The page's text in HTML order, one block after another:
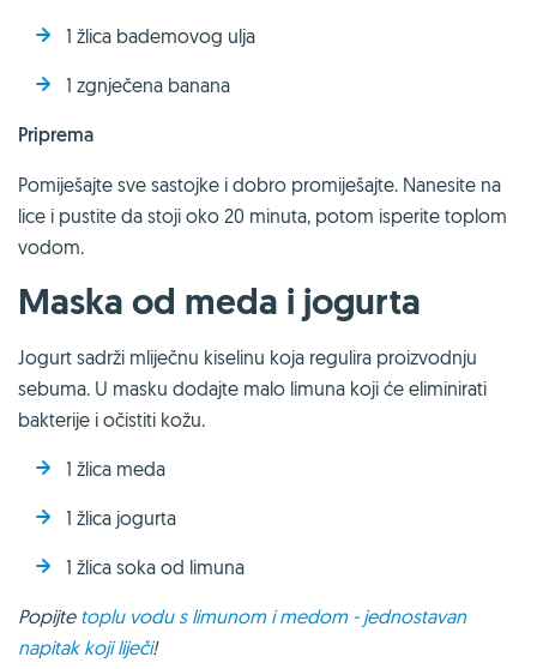
1 žlica bademovog ulja
1 zgnječena banana
Priprema
Pomiješajte sve sastojke i dobro promiješajte. Nanesite na
lice i pustite da stoji oko 20 minuta, potom isperite toplom
vodom.
Maska od meda i jogurta
Jogurt sadrži mliječnu kiselinu koja regulira proizvodnju
sebuma. U masku dodajte malo limuna koji će eliminirati
bakterije i očistiti kožu.
1 žlica meda
1 žlica jogurta
1 žlica soka od limuna
Popijte toplu vodu s limunom i medom - jednostavan
napitak koji liječi!